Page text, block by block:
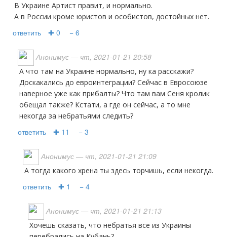
В Украине Артист правит, и нормально.
А в России кроме юристов и особистов, достойных нет.
ответить ✚ 0 − 6
Анонимус — чт, 2021-01-21 20:58
А что там на Украине нормально, ну ка расскажи?
Доскакались до евроинтеграции? Сейчас в Евросоюзе
наверное уже как прибалты? Что там вам Сеня кролик
обещал также? Кстати, а где он сейчас, а то мне
некогда за небратьями следить?
ответить ✚ 11 − 3
Анонимус — чт, 2021-01-21 21:09
А тогда какого хрена ты здесь торчишь, если некогда.
ответить ✚ 1 − 4
Анонимус — чт, 2021-01-21 21:13
Хочешь сказать, что небратья все из Украины